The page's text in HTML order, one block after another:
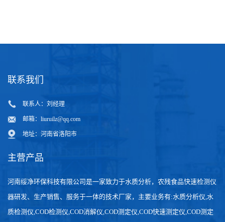
联系我们
联系人：刘经理
邮箱： liuruilz@qq.com
地址：河南省洛阳市
主营产品
河南绥净环保科技有限公司是一家致力于水质分析，农残食品快速检测仪
器研发、生产销售、服务于一体的技术厂家，主要业务有:水质分析仪,水
质检测仪,COD检测仪,COD消解仪,COD测定仪,COD快速测定仪,COD测定